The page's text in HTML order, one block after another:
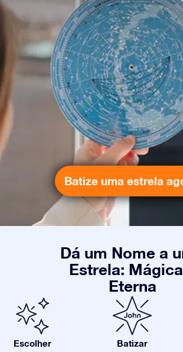
Batize uma estrela
Dá um Nome a
Estrela:
Eterna
Escolher Batizar